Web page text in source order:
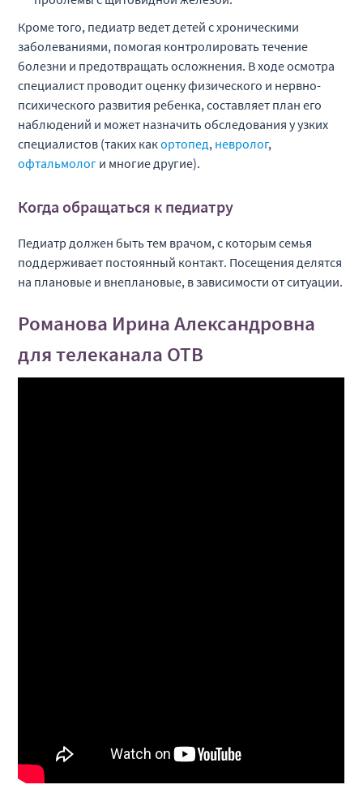
Кроме того, педиатр ведет детей с хроническими
заболеваниями, помогая контролировать течение
болезни и предотвращать осложнения. В ходе осмотра
специалист проводит оценку физического и нервно-
психического развития ребенка, составляет план его
наблюдений и может назначить обследования у узких
специалистов (таких какортопед, невролог,
офтальмолог и многие другие).
Когда обращаться к педиатру
Педиатр должен быть тем врачом, с которым семья
поддерживает постоянный контакт. Посещения делятся
на плановые и внеплановые, в зависимости от ситуации.
Романова Ирина Александровна
для телеканала ОТВ